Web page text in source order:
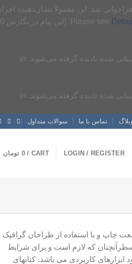
شد. این معمولاً نشان‌دهندهٔ
تماس با ما سوالات متداول
LOGIN / REGISTER
CART /
0 تومان
چاپ و با استفاده از طراحان گرافیک
که لازم است و برای شرایط
ابزارهای کاربردی می باشد. کتابهای